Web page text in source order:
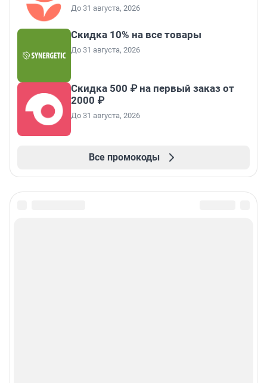
До 31 августа, 2026
Скидка 10% на все товары
До 31 августа, 2026
Скидка 500 ₽ на первый заказ от
2000 ₽
До 31 августа, 2026
Все промокоды